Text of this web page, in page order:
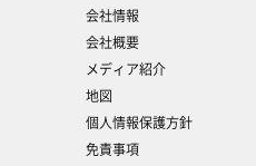
会社情報
会社概要
メディア紹介
地図
個人情報保護方針
免責事項